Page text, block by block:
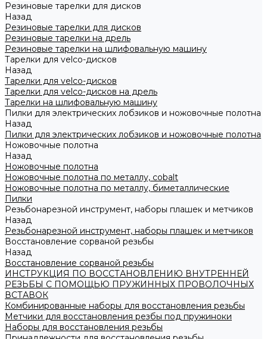
Резиновые тарелки для дисков
Назад
Резиновые тарелки для дисков
Резиновые тарелки на дрель
Резиновые тарелки на шлифовальную машину
Тарелки для velco-дисков
Назад
Тарелки для velco-дисков
Тарелки для velco-дисков на дрель
Тарелки на шлифовальную машину
Пилки для электрических лобзиков и ножовочные полотна
Назад
Пилки для электрических лобзиков и ножовочные полотна
Ножовочные полотна
Назад
Ножовочные полотна
Ножовочные полотна по металлу, cobalt
Ножовочные полотна по металлу, биметаллические
Пилки
Резьбонарезной инструмент, наборы плашек и метчиков
Назад
Резьбонарезной инструмент, наборы плашек и метчиков
Восстановление сорваной резьбы
Назад
Восстановление сорваной резьбы
ИНСТРУКЦИЯ ПО ВОССТАНОВЛЕНИЮ ВНУТРЕННЕЙ
РЕЗЬБЫ С ПОМОЩЬЮ ПРУЖИННЫХ ПРОВОЛОЧНЫХ
ВСТАВОК
Комбинированные наборы для восстановления резьбы
Метчики для восстановления резбы под пружиноки
Наборы для восстановления резьбы